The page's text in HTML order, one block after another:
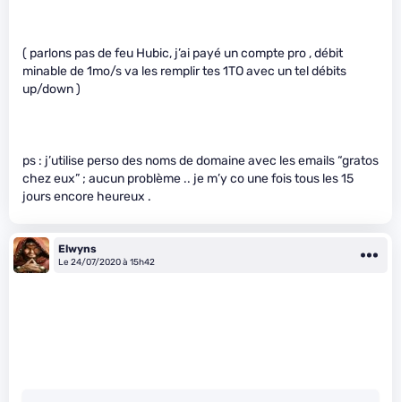
( parlons pas de feu Hubic, j’ai payé un compte pro , débit
minable de 1mo/s va les remplir tes 1TO avec un tel débits
up/down )
ps : j’utilise perso des noms de domaine avec les emails “gratos
chez eux” ; aucun problème .. je m’y co une fois tous les 15
jours encore heureux .
Elwyns
Le 24/07/2020 à 15h42